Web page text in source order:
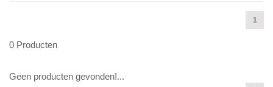
1
0 Producten
Geen producten gevonden!...